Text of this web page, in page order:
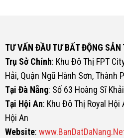
TƯ VẤN ĐẦU TƯ BẤT ĐỘNG
Trụ Sở Chính: Khu Đô Thị FPT
Hải, Quận Ngũ Hành Sơn, Thành
Tại Đà Nẵng: Số 63 Hoàng Sĩ
Tại Hội An: Khu Đô Thị Royal Hội
Hội An
Website: